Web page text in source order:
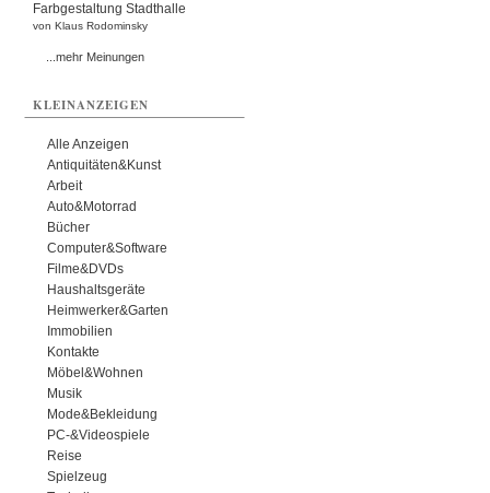
Farbgestaltung Stadthalle
von Klaus Rodominsky
...mehr Meinungen
KLEINANZEIGEN
Alle Anzeigen
Antiquitäten&Kunst
Arbeit
Auto&Motorrad
Bücher
Computer&Software
Filme&DVDs
Haushaltsgeräte
Heimwerker&Garten
Immobilien
Kontakte
Möbel&Wohnen
Musik
Mode&Bekleidung
PC-&Videospiele
Reise
Spielzeug